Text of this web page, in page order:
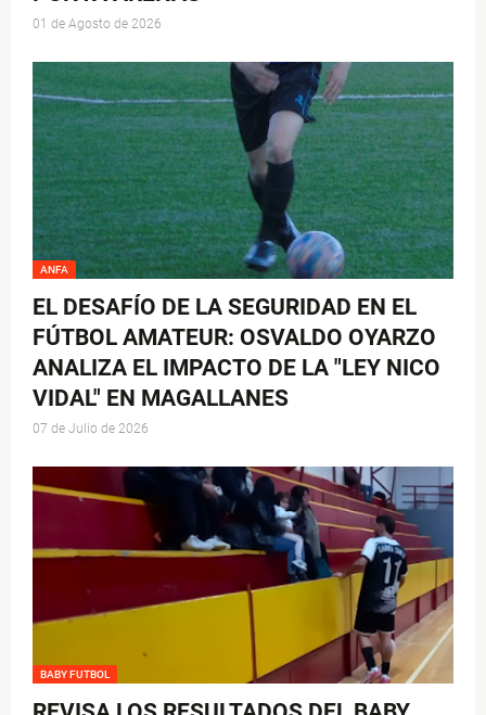
01 de Agosto de 2026
ANFA
EL DESAFÍO DE LA SEGURIDAD EN EL
FÚTBOL AMATEUR: OSVALDO OYARZO
ANALIZA EL IMPACTO DE LA "LEY NICO
VIDAL" EN MAGALLANES
07 de Julio de 2026
BABY FUTBOL